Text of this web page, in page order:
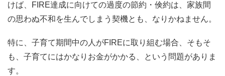
けば、FIRE達成に向けての過度の節約・倹約は、家族間
の思わぬ不和を生んでしまう契機とも、なりかねません。
特に、子育て期間中の人がFIREに取り組む場合、そもそ
も、子育てにはかなりお金がかかる、という問題がありま
す。